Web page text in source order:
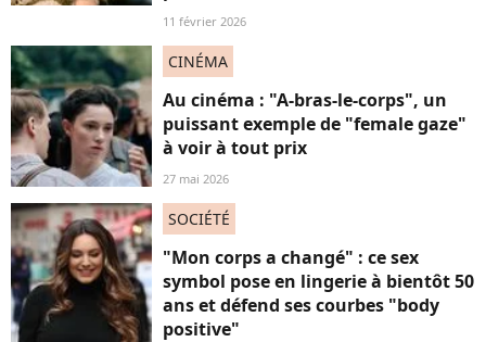
11 février 2026
CINÉMA
Au cinéma : "A-bras-le-corps", un
puissant exemple de "female gaze"
à voir à tout prix
27 mai 2026
SOCIÉTÉ
"Mon corps a changé" : ce sex
symbol pose en lingerie à bientôt 50
ans et défend ses courbes "body
positive"